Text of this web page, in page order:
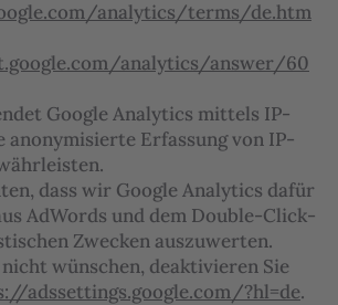
analytics/terms/de.htm
analytics/answer/60
Google Analytics mittels IP-
anonymisierte Erfassung von IP-
dass wir Google Analytics dafür
AdWords und dem Double-Click-
Zwecken auszuwerten.
wünschen, deaktivieren Sie
adssettings.google.com/?hl=de.